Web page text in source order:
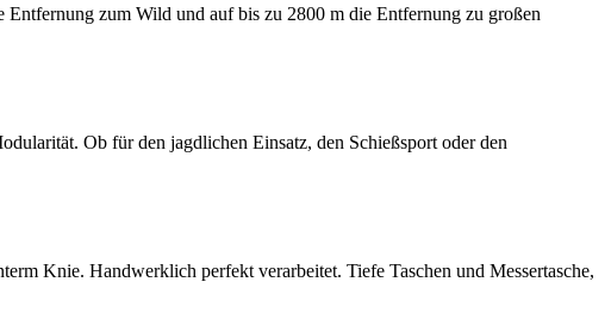
zum Wild und auf bis zu 2800 m die Entfernung zu großen
Ob für den jagdlichen Einsatz, den Schießsport oder den
Knie. Handwerklich perfekt verarbeitet. Tiefe Taschen und Messertasche,